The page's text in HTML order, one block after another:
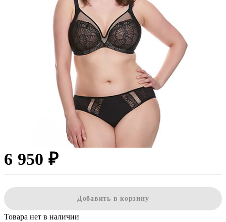
6 950 ₽
Добавить в корзину
Товара нет в наличии